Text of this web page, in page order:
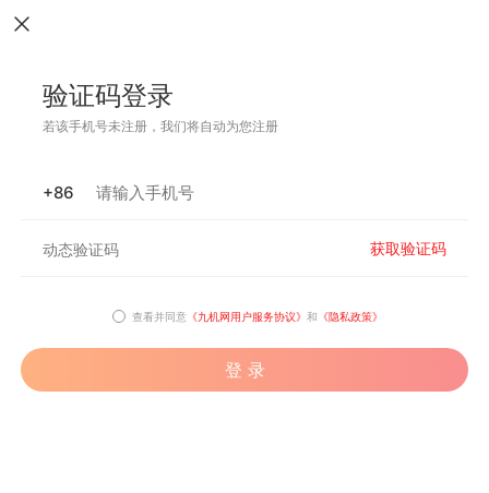
验证码登录
若该手机号未注册，我们将自动为您注册
+86
获取验证码
查看并同意 《九机网用户服务协议》 和 《隐私政策》
登 录